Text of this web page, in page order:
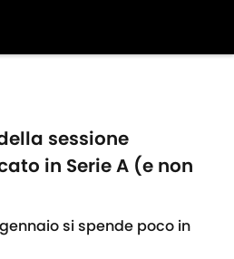
sessione
in Serie A (e non
si spende poco in